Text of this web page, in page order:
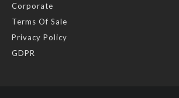
Corporate
Terms Of Sale
Privacy Policy
GDPR